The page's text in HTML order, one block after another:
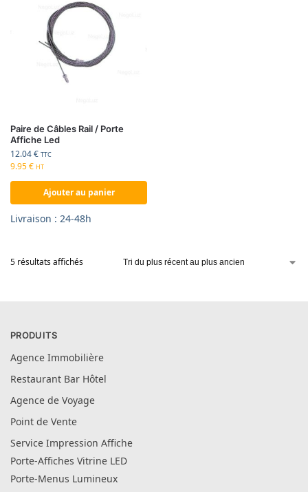
Paire de Câbles Rail / Porte
Affiche Led
12.04€ TTC
9.95€ HT
Ajouter au panier
Livraison : 24-48h
5 résultats affichés
PRODUITS
Agence Immobilière
Restaurant Bar Hôtel
Agence de Voyage
Point de Vente
Service Impression Affiche
Porte-Affiches Vitrine LED
Porte-Menus Lumineux